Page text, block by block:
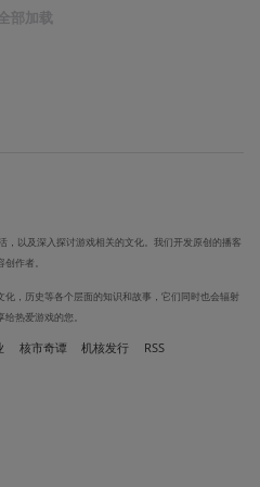
部加载
以及深入探讨游戏相关的文化。我们开发原创的播客
作者。
，历史等各个层面的知识和故事，它们同时也会辐射
热爱游戏的您。
核市奇谭 机核发行 RSS